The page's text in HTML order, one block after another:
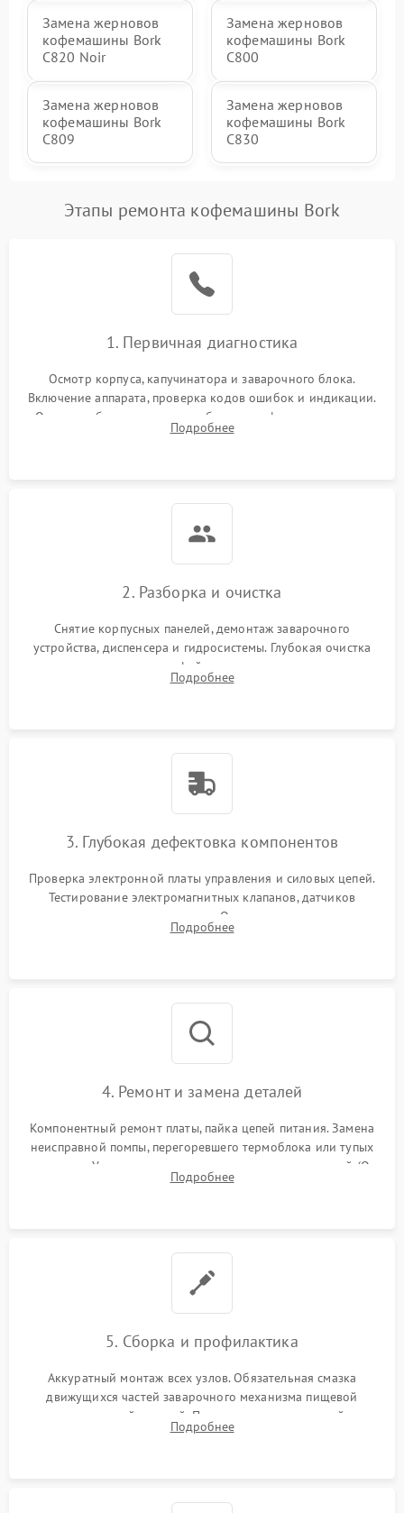
Замена жерновов
кофемашины Bork
C820 Noir
Замена жерновов
кофемашины Bork
C800
Замена жерновов
кофемашины Bork
C809
Замена жерновов
кофемашины Bork
C830
Этапы ремонта кофемашины Bork
1. Первичная диагностика
Осмотр корпуса, капучинатора и заварочного блока.
Включение аппарата, проверка кодов ошибок и индикации.
Оценка работы помпы, термоблока и кофемолки на слух.
Измерение температуры и давления воды для выявления
Подробнее
2. Разборка и очистка
Снятие корпусных панелей, демонтаж заварочного
устройства, диспенсера и гидросистемы. Глубокая очистка
внутренних узлов от кофейных масел, жмыха и накипи.
Промывка дренажных каналов и фильтров с использованием
Подробнее
3. Глубокая дефектовка компонентов
Проверка электронной платы управления и силовых цепей.
Тестирование электромагнитных клапанов, датчиков
температуры и расходомера. Оценка степени износа
жерновов кофемолки, уплотнительных колец гидросистемы
Подробнее
4. Ремонт и замена деталей
Компонентный ремонт платы, пайка цепей питания. Замена
неисправной помпы, перегоревшего термоблока или тупых
жерновов. Установка новых силиконовых уплотнителей (O-
ring) и тефлоновых трубок для надежного устранения
Подробнее
5. Сборка и профилактика
Аккуратный монтаж всех узлов. Обязательная смазка
движущихся частей заварочного механизма пищевой
силиконовой смазкой. Проведение программной
декальцинации и очистки системы от кофейных масел.
Подробнее